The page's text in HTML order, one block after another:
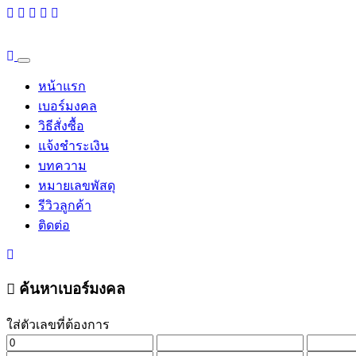
หน้าแรก
เบอร์มงคล
วิธีสั่งซื้อ
แจ้งชำระเงิน
บทความ
หมายเลขพัสดุ
รีวิวลูกค้า
ติดต่อ
ค้นหาเบอร์มงคล
ใส่ตัวเลขที่ต้องการ